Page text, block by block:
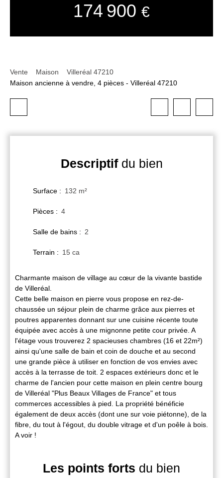
174 900 €
Vente Maison
Villeréal 47210
Maison ancienne à vendre, 4 pièces - Villeréal 47210
Descriptifdu bien
Surface : 132 m²
Pièces : 4
Salle de bains : 2
Terrain : 15 ca
Charmante maison de village au cœur de la vivante bastide
de Villeréal.
Cette belle maison en pierre vous propose en rez-de-
chaussée un séjour plein de charme grâce aux pierres et
poutres apparentes donnant sur une cuisine récente toute
équipée avec accès à une mignonne petite cour privée. A
l'étage vous trouverez 2 spacieuses chambres (16 et 22m²)
ainsi qu'une salle de bain et coin de douche et au second
une grande pièce à utiliser en fonction de vos envies avec
accès à la terrasse de toit. 2 espaces extérieurs donc et le
charme de l'ancien pour cette maison en plein centre bourg
de Villeréal "Plus Beaux Villages de France" et tous
commerces accessibles à pied. La propriété bénéficie
également de deux accès (dont une sur voie piétonne), de la
fibre, du tout à l'égout, du double vitrage et d'un poêle à bois.
A voir !
Les points forts du bien